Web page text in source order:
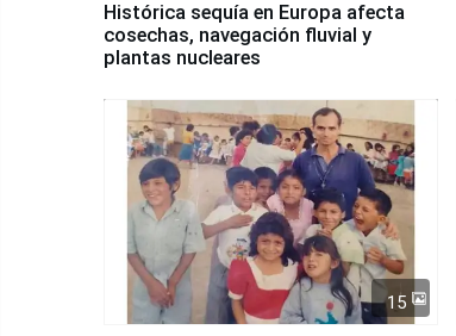
Histórica sequía en Europa afecta
cosechas, navegación fluvial y
plantas nucleares
15